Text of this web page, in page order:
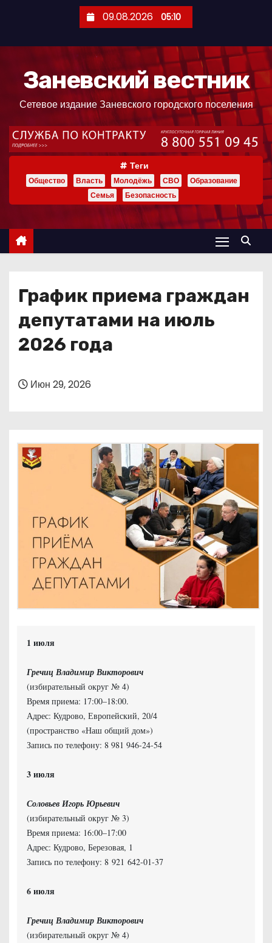
ж
09.08.2026 05:10
Заневский вестник
Сетевое издание Заневского городского поселения
Теги
Общество Власть Молодёжь СВО
Образование
Семья
Безопасность
График приема граждан
депутатами на июль
2026 года
Июн 29, 2026
Гречиц Владимир Викторович
(избирательный округ № 4)
Время приема: 17:00–18:00.
Адрес: Кудрово, Европейский, 20/4
(пространство «Наш общий дом»)
Запись по телефону: 8 981 946-24-54
Соловьев Игорь Юрьевич
(избирательный округ № 3)
Время приема: 16:00–17:00
Адрес: Кудрово, Березовая, 1
Запись по телефону: 8 921 642-01-37
Гречиц Владимир Викторович
(избирательный округ № 4)